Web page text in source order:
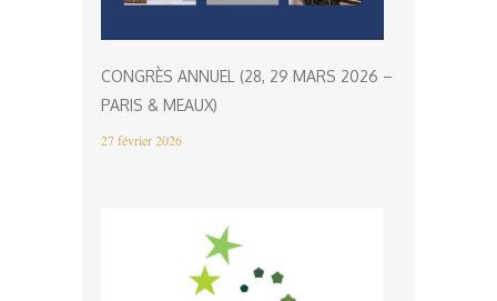
CONGRÈS ANNUEL (28, 29 MARS 2026 –
PARIS & MEAUX)
27 février 2026